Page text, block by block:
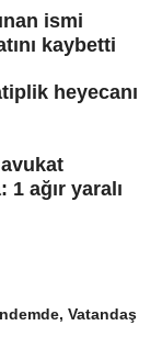
ismi
kaybetti
heyecanı
1 ağır yaralı
Vatandaş